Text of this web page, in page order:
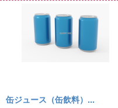
缶ジュース（缶飲料）...